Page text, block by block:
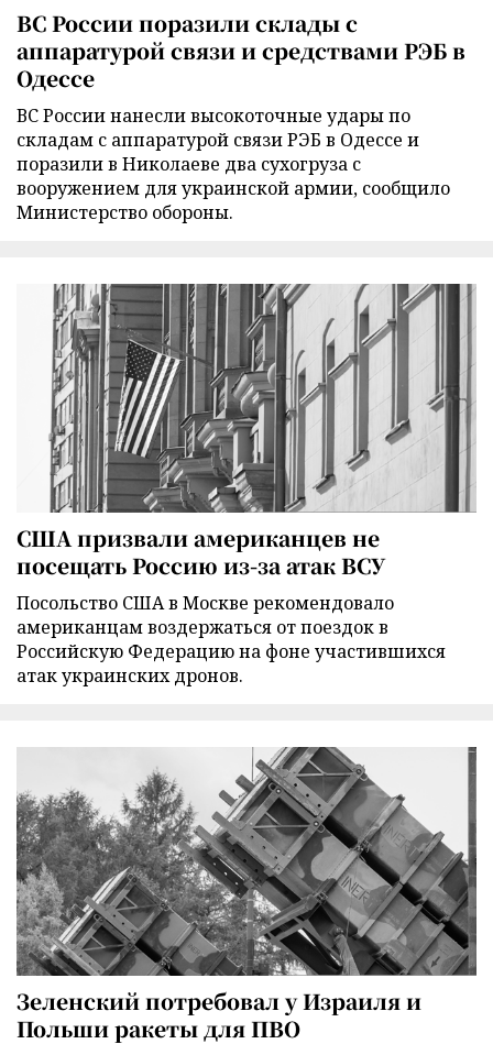
ВС России поразили склады с
аппаратурой связи и средствами РЭБ в
Одессе
ВС России нанесли высокоточные удары по
складам с аппаратурой связи РЭБ в Одессе и
поразили в Николаеве два сухогруза с
вооружением для украинской армии, сообщило
Министерство обороны.
США призвали американцев не
посещать Россию из-за атак ВСУ
Посольство США в Москве рекомендовало
американцам воздержаться от поездок в
Российскую Федерацию на фоне участившихся
атак украинских дронов.
Зеленский потребовал у Израиля и
Польши ракеты для ПВО